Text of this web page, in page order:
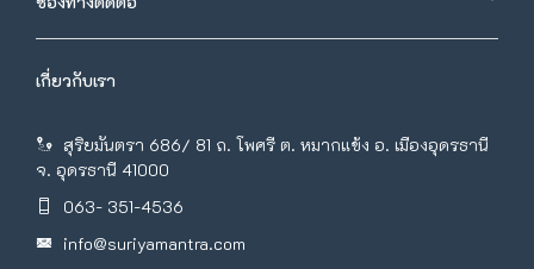
เกี่ยวกับเรา
สุริยมันตรา 686/ 81 ถ. โพศรี ต. หมากแข้ง อ. เมืองอุดรธานี
จ. อุดรธานี 41000
063- 351-4536
info@suriyamantra.com